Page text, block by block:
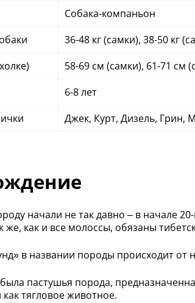
Собака-компаньон
36-48 кг (самки), 38-50 кг
58-69 см (самки), 61-71 см
6-8 лет
Джек, Курт, Дизель, Грин,
начали не так давно – в начале
же, как и все молоссы, обязаны
в названии породы происходит от
пастушья порода,
тягловое животное.